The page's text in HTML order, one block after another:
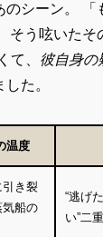
のシーン。 「
う呟いたそ
て、 彼自身の
た。
温度
引き裂
気船の
“逃げ
い”二